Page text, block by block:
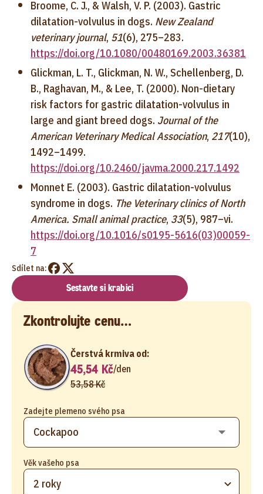
Broome, C. J., & Walsh, V. P. (2003). Gastric
dilatation-volvulus in dogs. New Zealand
veterinary journal, 51(6), 275–283.
https://doi.org/10.1080/00480169.2003.36381
Glickman, L. T., Glickman, N. W., Schellenberg, D.
B., Raghavan, M., & Lee, T. (2000). Non-dietary
risk factors for gastric dilatation-volvulus in
large and giant breed dogs. Journal of the
American Veterinary Medical Association, 217(10),
1492–1499.
https://doi.org/10.2460/javma.2000.217.1492
Monnet E. (2003). Gastric dilatation-volvulus
syndrome in dogs. The Veterinary clinics of North
America. Small animal practice, 33(5), 987–vi.
https://doi.org/10.1016/s0195-5616(03)00059-
7
Sdílet na:
Sestavte si krabici
Zkontrolujte cenu…
Zadejte plemeno svého psa
Věk vašeho psa
2 roky
Čerstvá krmiva od:
45,54 Kč/den
53,58 Kč